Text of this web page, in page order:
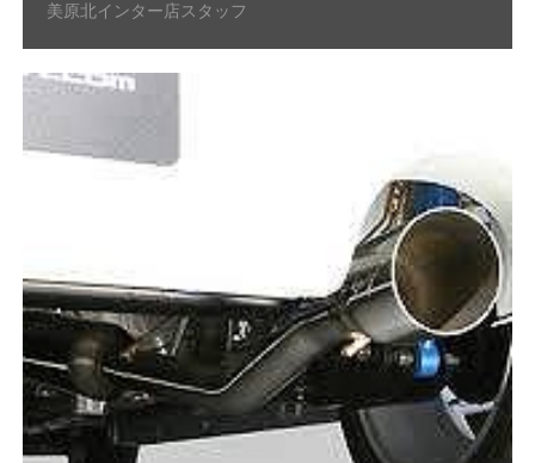
美原北インター店スタッフ